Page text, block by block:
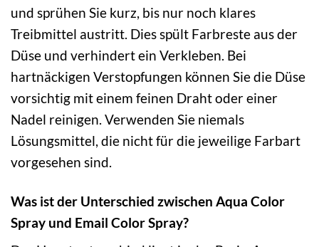
und sprühen Sie kurz, bis nur noch klares
Treibmittel austritt. Dies spült Farbreste aus der
Düse und verhindert ein Verkleben. Bei
hartnäckigen Verstopfungen können Sie die Düse
vorsichtig mit einem feinen Draht oder einer
Nadel reinigen. Verwenden Sie niemals
Lösungsmittel, die nicht für die jeweilige Farbart
vorgesehen sind.
Was ist der Unterschied zwischen Aqua Color
Spray und Email Color Spray?